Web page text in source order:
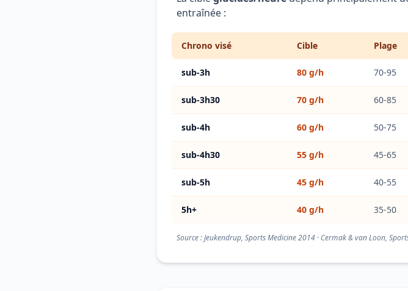
entraînée :
Chrono visé Cible Plage
sub-3h 80 g/h 70-95
sub-3h30 70 g/h 60-85
sub-4h 60 g/h 50-75
sub-4h30 55 g/h 45-65
sub-5h 45 g/h 40-55
5h+ 40 g/h 35-50
Source : Jeukendrup, Sports Medicine 2014 · Cermak & van Loon,